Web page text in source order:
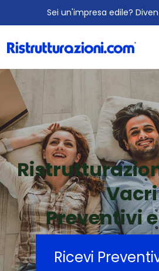
Sei un'impresa edile?
Vacri
Preventivi
Ricevi